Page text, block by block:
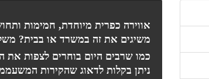
אווירה כפרית מיוחדת, חמימות
משיגים את זה במשרד או בבית?
כמו שרבים היום בוחרים לצפות את
ניתן בקלות לדאוג שהקירות